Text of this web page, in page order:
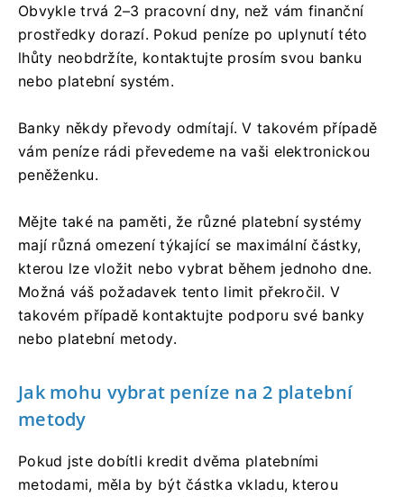
Obvykle trvá 2–3 pracovní dny, než vám finanční
prostředky dorazí. Pokud peníze po uplynutí této
lhůty neobdržíte, kontaktujte prosím svou banku
nebo platební systém.
Banky někdy převody odmítají. V takovém případě
vám peníze rádi převedeme na vaši elektronickou
peněženku.
Mějte také na paměti, že různé platební systémy
mají různá omezení týkající se maximální částky,
kterou lze vložit nebo vybrat během jednoho dne.
Možná váš požadavek tento limit překročil. V
takovém případě kontaktujte podporu své banky
nebo platební metody.
Jak mohu vybrat peníze na 2 platební
metody
Pokud jste dobítli kredit dvěma platebními
metodami, měla by být částka vkladu, kterou